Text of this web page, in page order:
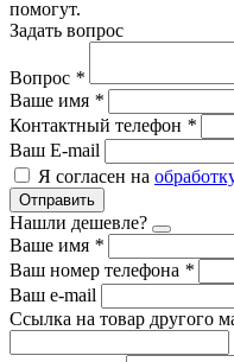
помогут.
Задать вопрос
Вопрос *
Ваше имя *
Контактный телефон *
Ваш E-mail
Я согласен на
Отправить
Нашли дешевле?
Ваше имя *
Ваш номер телефона *
Ваш e-mail
Ссылка на товар другого